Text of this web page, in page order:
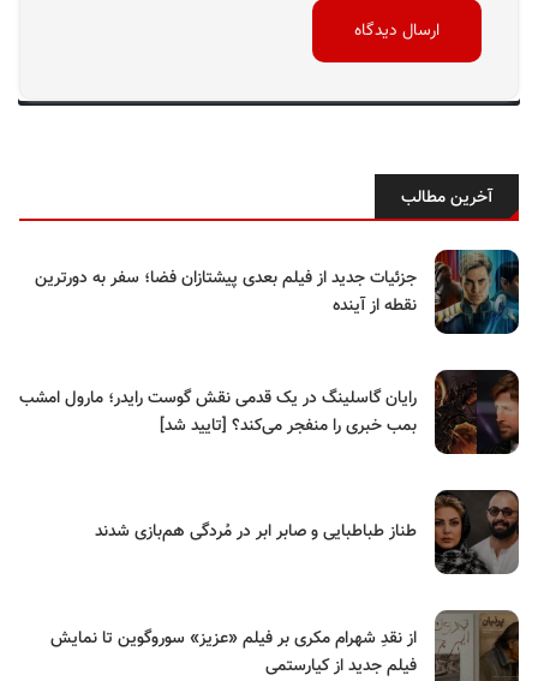
آخرین مطالب
جزئیات جدید از فیلم بعدی پیشتازان فضا؛ سفر به دورترین
نقطه از آینده
رایان گاسلینگ در یک قدمی نقش گوست رایدر؛ مارول امشب
بمب خبری را منفجر می‌کند؟ [تایید شد]
طناز طباطبایی و صابر ابر در مُردگی هم‌بازی شدند
از نقدِ شهرام مکری بر فیلم «عزیز» سوروگوین تا نمایش
فیلم جدید از کیارستمی